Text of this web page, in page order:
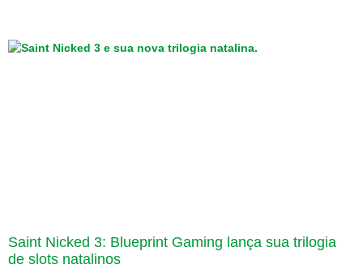
Saint Nicked 3: Blueprint Gaming lança sua trilogia
de slots natalinos